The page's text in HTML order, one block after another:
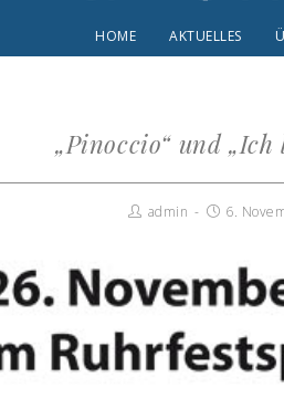
HOME AKTUELLES
„Pinoccio“ und
admin 6.